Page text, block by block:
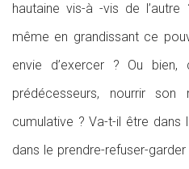
hautaine vis-à -vis de l’autre
même en grandissant ce
envie d’exercer ? Ou
prédécesseurs, nourrir
cumulative ? Va-t-il être dans
dans le prendre-refuser-